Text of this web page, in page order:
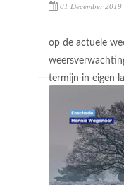
01 December 2019
op de actuele
termijn in eigen